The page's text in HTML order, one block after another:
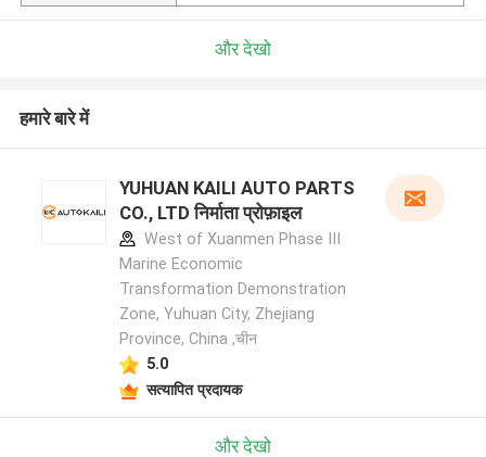
और देखो
हमारे बारे में
YUHUAN KAILI AUTO PARTS
CO., LTD निर्माता प्रोफ़ाइल
West of Xuanmen Phase III
Marine Economic
Transformation Demonstration
Zone, Yuhuan City, Zhejiang
Province, China ,चीन
5.0
सत्यापित प्रदायक
और देखो